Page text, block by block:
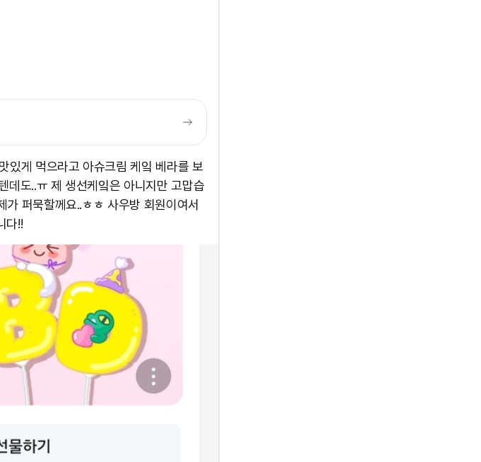
있게 먹으라고 아슈크림 케잌 베라를 보
데도..ㅠ 제 생선케잌은 아니지만 고맙습
퍼묵할께요..ㅎㅎ 사우방 회원이여서
다!!